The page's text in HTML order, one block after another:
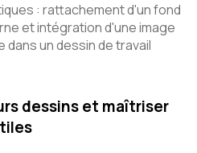
: rattachement d'un fond
et intégration d'une image
un dessin de travail
dessins et maîtriser